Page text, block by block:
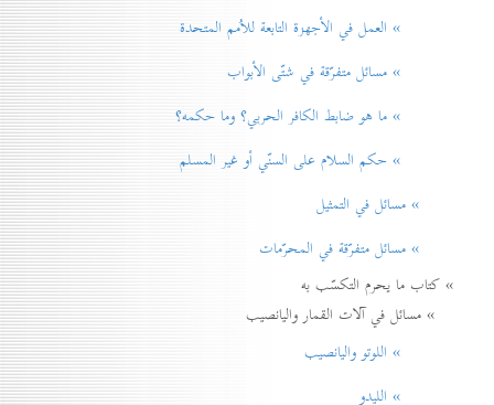
» العمل في الأجهزة التابعة للاُمم المتحدة
» مسائل متفرّقة في شتّی الأبواب
» ما هو ضابط الكافر الحربي؟ وما حكمه؟
» حكم السلام علی السنّي أو غير المسلم
» مسائل في التمثيل
» مسائل متفرّقة في المحرّمات
» كتاب ما يحرم التكسّب به
» مسائل في آلات القمار واليانصيب
» اللوتو واليانصيب
» الليدو